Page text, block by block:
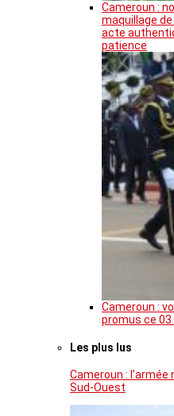
Cameroun :
maquillage
acte
patience
Cameroun :
promus ce 03
Les plus lus
Cameroun :
Sud-Ouest